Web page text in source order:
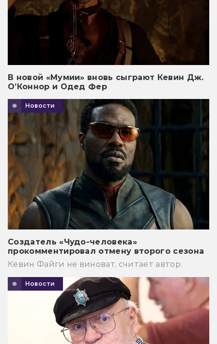
В новой «Мумии» вновь сыграют Кевин Дж.
О’Коннор и Одед Фер
Новости
Создатель «Чудо-человека»
прокомментировал отмену второго сезона
Кевин Файги не виноват, считает автор.
Новости